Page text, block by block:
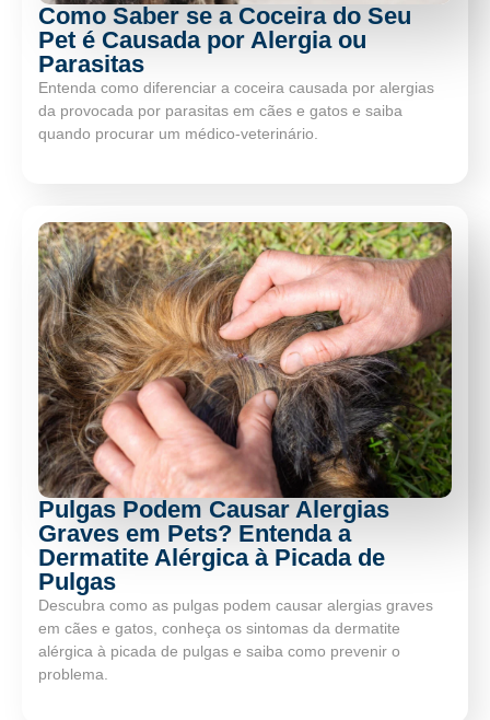
Como Saber se a Coceira do Seu
Pet é Causada por Alergia ou
Parasitas
Entenda como diferenciar a coceira causada por alergias
da provocada por parasitas em cães e gatos e saiba
quando procurar um médico-veterinário.
Pulgas Podem Causar Alergias
Graves em Pets? Entenda a
Dermatite Alérgica à Picada de
Pulgas
Descubra como as pulgas podem causar alergias graves
em cães e gatos, conheça os sintomas da dermatite
alérgica à picada de pulgas e saiba como prevenir o
problema.